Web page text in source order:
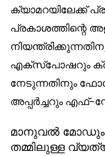
ക്യാമറയിലേക്ക്
പ്രകാശത്തിന്റെ
എക്സ്പോഷറും
നേടുന്നതിനും
അപ്പർച്ചറും എഫ്-
മാനുവൽ മോഡും
തമ്മിലുള്ള